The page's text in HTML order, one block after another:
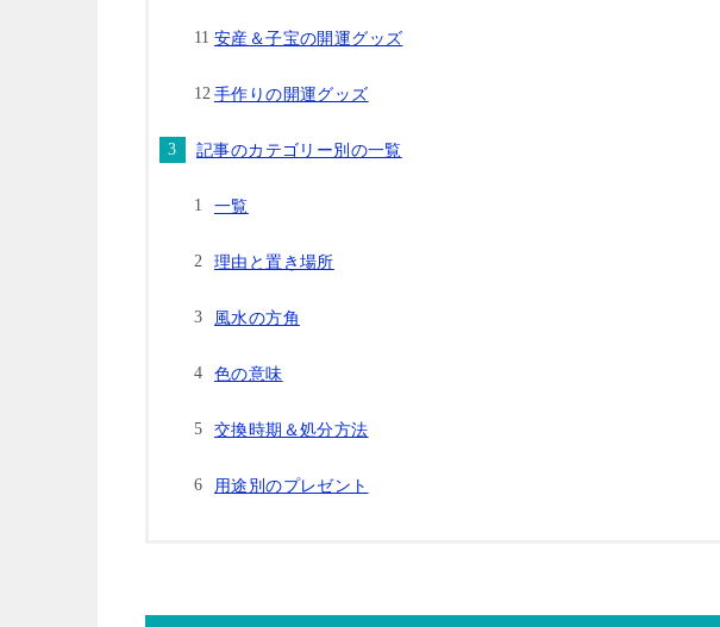
安産＆子宝の開運グッズ
手作りの開運グッズ
記事のカテゴリー別の一覧
一覧
理由と置き場所
風水の方角
色の意味
交換時期＆処分方法
用途別のプレゼント